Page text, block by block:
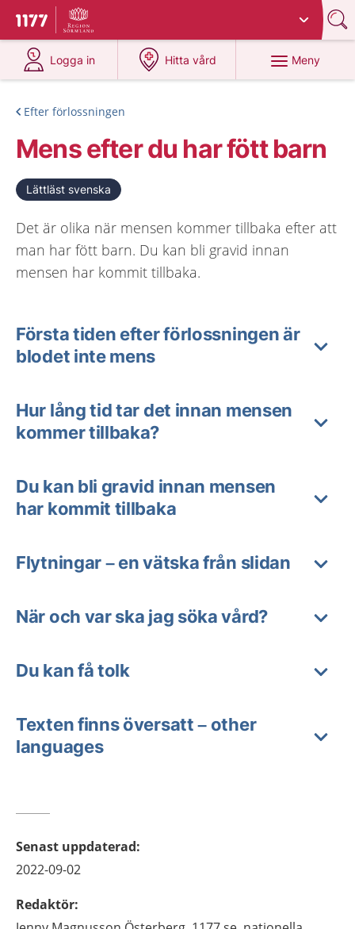
Till startsidan för 1177
Du har valt region
Logga in
på 1177.se
Hitta vård
på 1177.se
Meny
Efter förlossningen
Mens efter du har fött barn
Lättläst svenska
Det är olika när mensen kommer tillbaka efter att
man har fött barn. Du kan bli gravid innan
mensen har kommit tillbaka.
Första tiden efter förlossningen är
blodet inte mens
Hur lång tid tar det innan mensen
kommer tillbaka?
Du kan bli gravid innan mensen
har kommit tillbaka
Flytningar – en vätska från slidan
När och var ska jag söka vård?
Du kan få tolk
Texten finns översatt – other
languages
Senast uppdaterad:
2022-09-02
Redaktör: